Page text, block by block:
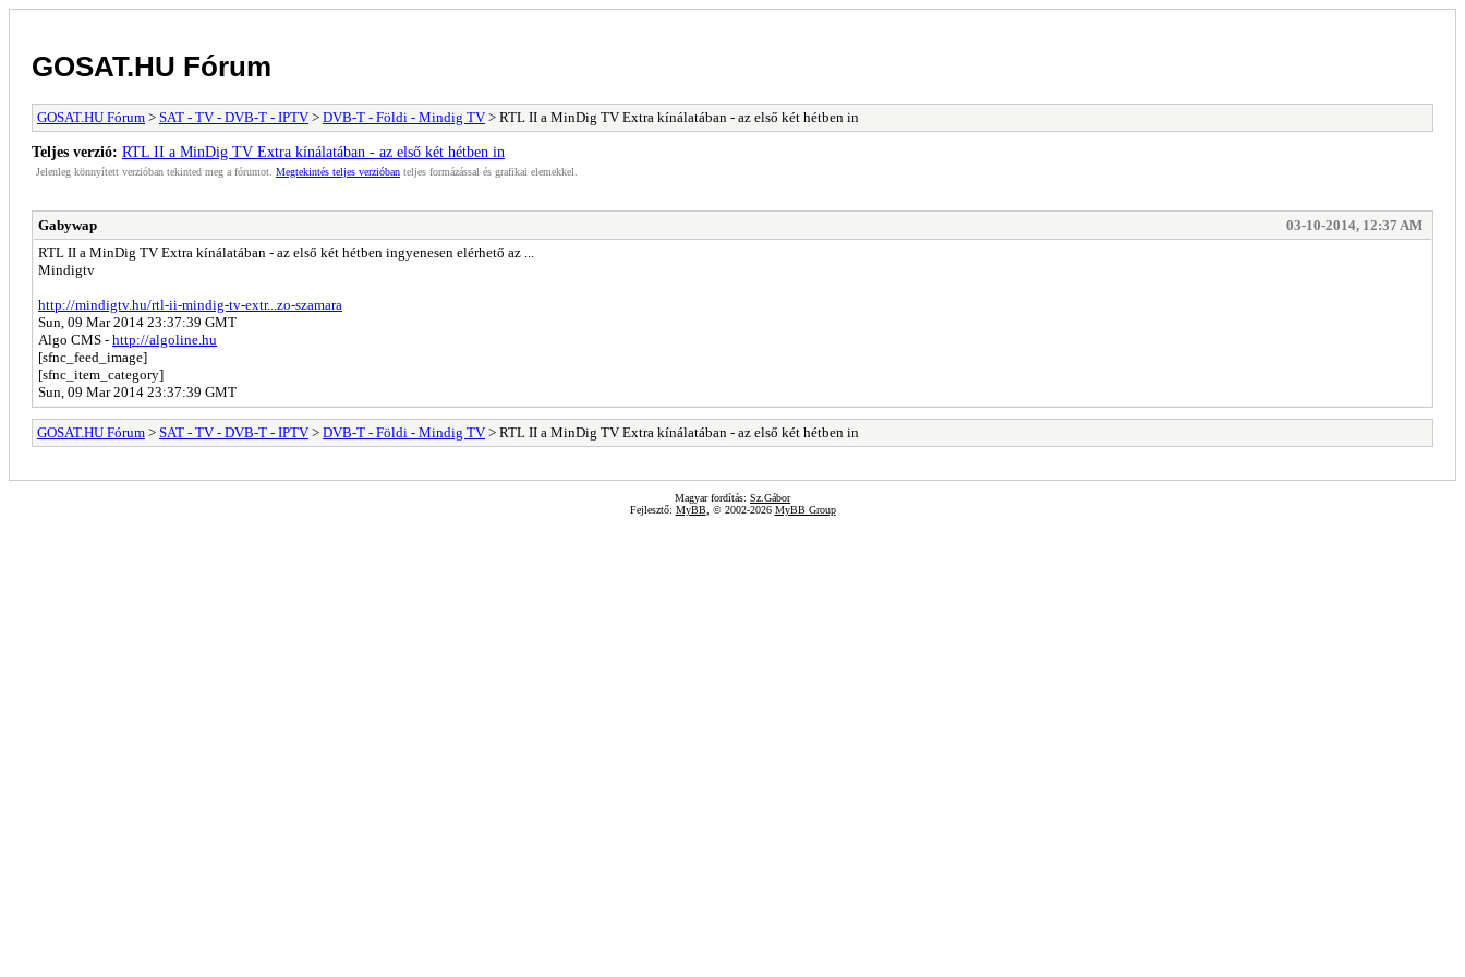
GOSAT.HU Fórum
GOSAT.HU Fórum > SAT - TV - DVB-T - IPTV > DVB-T - Földi - Mindig TV > RTL II a MinDig TV Extra kínálatában - az első két hétben in
Teljes verzió: RTL II a MinDig TV Extra kínálatában - az első két hétben in
Jelenleg könnyített verzióban tekinted meg a fórumot. Megtekintés teljes verzióban teljes formázással és grafikai elemekkel.
Gabywap
03-10-2014, 12:37 AM
RTL II a MinDig TV Extra kínálatában - az első két hétben ingyenesen elérhető az ...
Mindigtv
http://mindigtv.hu/rtl-ii-mindig-tv-extr...zo-szamara
Sun, 09 Mar 2014 23:37:39 GMT
Algo CMS - http://algoline.hu
[sfnc_feed_image]
[sfnc_item_category]
Sun, 09 Mar 2014 23:37:39 GMT
GOSAT.HU Fórum > SAT - TV - DVB-T - IPTV > DVB-T - Földi - Mindig TV > RTL II a MinDig TV Extra kínálatában - az első két hétben in
Magyar fordítás: Sz.Gábor
Fejlesztő: MyBB, © 2002-2026 MyBB Group